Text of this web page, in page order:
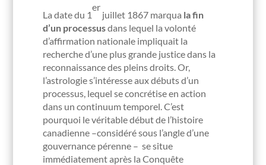
La date du 1
er
juillet 1867 marqua la fin
d’un processusdans lequel la volonté
d’affirmation nationale impliquait la
recherche d’une plus grande justice dans la
reconnaissance des pleins droits. Or,
l’astrologie s’intéresse aux débuts d’un
processus, lequel se concrétise en action
dans un continuum temporel. C’est
pourquoi le véritable début de l’histoire
canadienne –considéré sous l’angle d’une
gouvernance pérenne – se situe
immédiatement après la Conquête